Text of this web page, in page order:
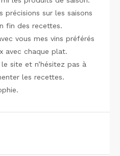
précisions sur les saisons
fin des recettes.
vous mes vins préférés
avec chaque plat.
site et n’hésitez pas à
les recettes.